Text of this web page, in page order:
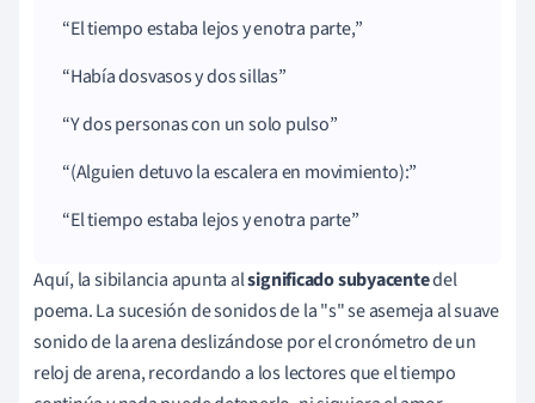
El tiempo estaba lejos y enotra parte,
Había dosvasosy dos sillas
Y dos personas con un solo pulso
(Alguiendetuvolaescaleraen movimiento):
El tiempo estaba lejos yenotra parte
Aquí, la sibilancia apunta alsignificado subyacentedel
poema. La sucesión de sonidos de la "s" se asemeja al suave
sonido de la arena deslizándose por el cronómetro de un
reloj de arena, recordando a los lectores que el tiempo